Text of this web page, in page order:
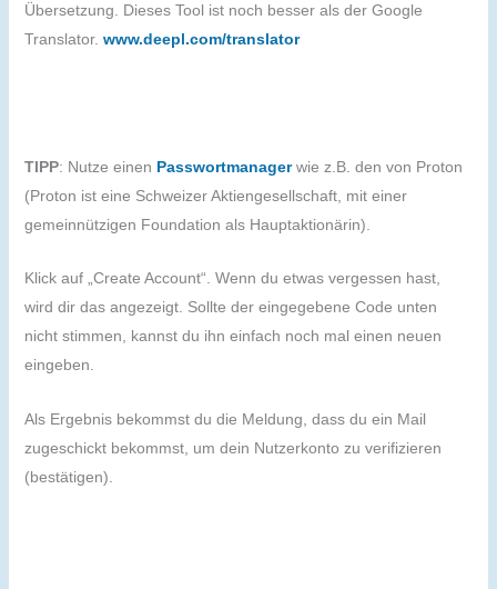
Übersetzung. Dieses Tool ist noch besser als der Google
Translator. www.deepl.com/translator
TIPP: Nutze einen Passwortmanagerwie z.B. den von Proton
(Proton ist eine Schweizer Aktiengesellschaft, mit einer
gemeinnützigen Foundation als Hauptaktionärin).
Klick auf „Create Account“. Wenn du etwas vergessen hast,
wird dir das angezeigt. Sollte der eingegebene Code unten
nicht stimmen, kannst du ihn einfach noch mal einen neuen
eingeben.
Als Ergebnis bekommst du die Meldung, dass du ein Mail
zugeschickt bekommst, um dein Nutzerkonto zu verifizieren
(bestätigen).